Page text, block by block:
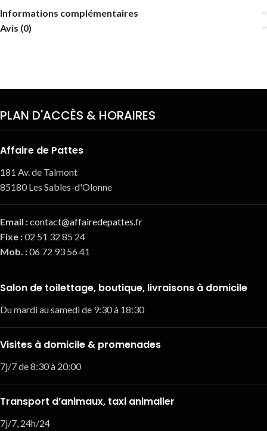
Informations complémentaires
Avis (0)
PLAN D'ACCÈS & HORAIRES
Affaire de Pattes
181 Av. de Talmont
85180 Les Sables-d'Olonne
Email :contact@affairedepattes.fr
Fixe :02 51 32 85 24
Mob. :06 72 93 56 41
Salon de toilettage, boutique, livraisons à domicile
Du mardi au samedi de 9:30 à 18:30
Visites à domicile & promenades
7j/7 de 8:30 à 20:00
Transport d’animaux, taxi animalier
7j/7, 24h/24